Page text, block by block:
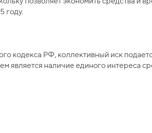
году.
кодекса РФ, коллективный иск
наличие единого интереса